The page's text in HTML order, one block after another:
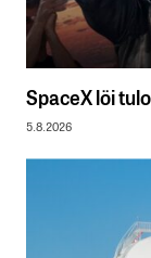
SpaceX löi
5.8.2026